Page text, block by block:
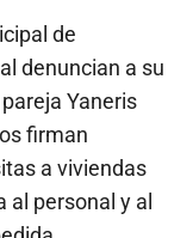
de
denuncian a su
Yaneris
firman
a viviendas
personal y al